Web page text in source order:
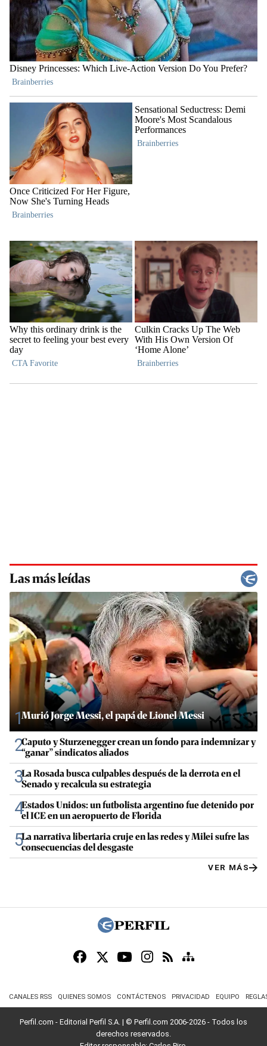
Las más leídas
1Murió Jorge Messi, el papá de Lionel Messi
2Caputo y Sturzenegger crean un fondo para indemnizar y
“ganar” sindicatos aliados
3La Rosada busca culpables después de la derrota en el
Senado y recalcula su estrategia
4Estados Unidos: un futbolista argentino fue detenido por
el ICE en un aeropuerto de Florida
5La narrativa libertaria cruje en las redes y Milei sufre las
consecuencias del desgaste
VER MÁS
CANALES RSS QUIENES SOMOS CONTÁCTENOS PRIVACIDAD EQUIPO
Perfil.com - Editorial Perfil S.A. | © Perfil.com 2006-2026 - Todos los
derechos reservados.